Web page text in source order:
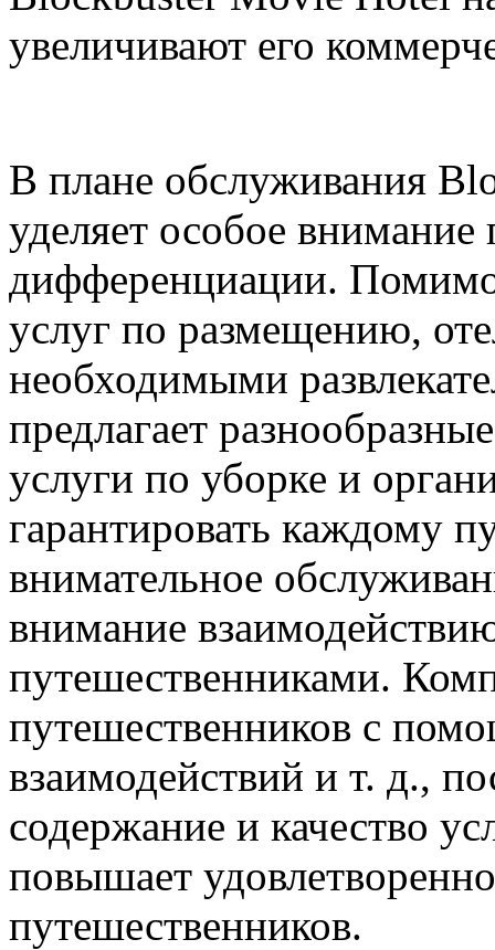
увеличивают его
В плане обслуживания
уделяет особое внимание
дифференциации.
услуг по размещению,
необходимыми
предлагает
услуги по уборке и
гарантировать каждому
внимательное
внимание
путешественниками.
путешественников с
взаимодействий и т. д.,
содержание и качество
повышает
путешественников.